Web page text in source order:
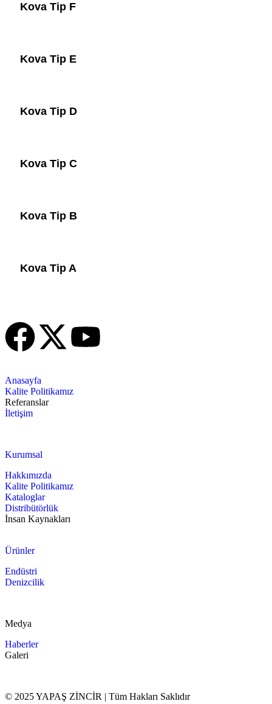
Kova Tip F
Kova Tip E
Kova Tip D
Kova Tip C
Kova Tip B
Kova Tip A
Anasayfa
Kalite Politikamız
Referanslar
İletişim
Kurumsal
Hakkımızda
Kalite Politikamız
Kataloglar
Distribütörlük
İnsan Kaynakları
Ürünler
Endüstri
Denizcilik
Medya
Haberler
Galeri
© 2025 YAPAŞ ZİNCİR | Tüm Hakları Saklıdır